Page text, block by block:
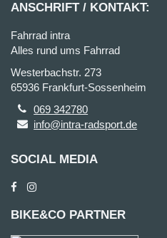
ANSCHRIFT / KONTAKT:
Fahrrad intra
Alles rund ums Fahrrad
Westerbachstr. 273
65936 Frankfurt-Sossenheim
069 342780
info@intra-radsport.de
SOCIAL MEDIA
BIKE&CO PARTNER